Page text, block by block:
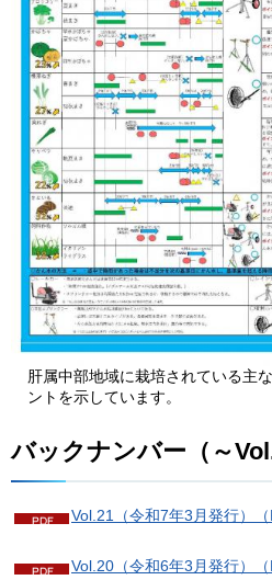
肝属中部地域に栽培されている主
ントを示しています。
バックナンバー（～
Vol.21（令和7年3月発行）（
Vol.20（令和6年3月発行）（